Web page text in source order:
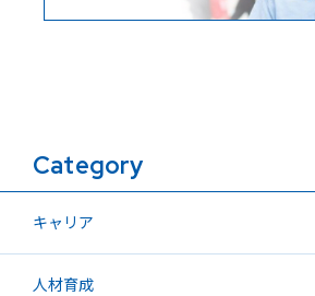
Category
キャリア
人材育成